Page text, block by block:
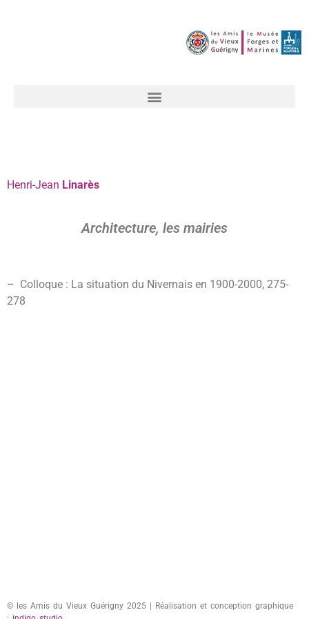
Henri-Jean Linarès
Architecture, les mairies
– Colloque : La situation du Nivernais en 1900-2000, 275-
278
© les Amis du Vieux Guérigny 2025 | Réalisation et conception graphique